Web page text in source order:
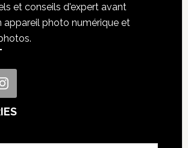
et conseils d'expert avant
appareil photo numérique et